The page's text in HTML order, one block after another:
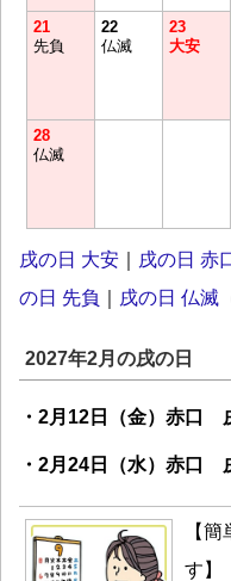
21
先負
22
仏滅
23
大安
28
仏滅
戌の日 大安 戌の日 赤
の日 先負
戌の日 仏滅
2027年2月の戌の日
・2月12日（金）赤口
・2月24日（水）赤口
【
す】